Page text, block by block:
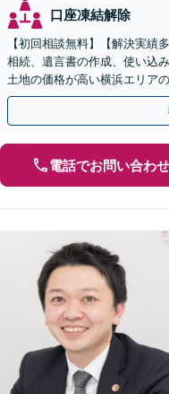
口座凍結解除
【初回相談無料】【解決実績
相続、遺言書の作成、使い込
土地の価格が高い横浜エリア
携し、適切かつ円滑に対応し
電話でお問い合わせ